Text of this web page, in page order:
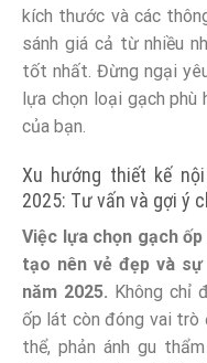
kích thước và các
sánh giá cả từ nhiều
tốt nhất. Đừng ngại
lựa chọn loại gạch phù
của bạn.
Xu hướng thiết kế
2025: Tư vấn và gợi ý
Việc lựa chọn gạch
tạo nên vẻ đẹp và
năm 2025. Không chỉ
ốp lát còn đóng vai trò
thể, phản ánh gu